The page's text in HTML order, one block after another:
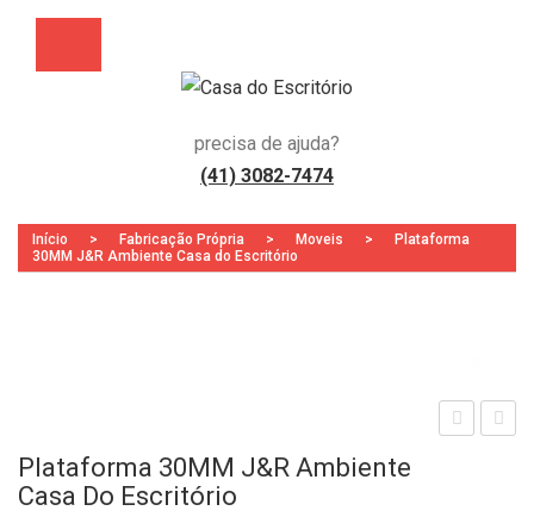
precisa de ajuda?
(41) 3082-7474
Início > Fabricação Própria > Moveis >
Plataforma
30MM J&R Ambiente Casa do Escritório
Plataforma 30MM J&R Ambiente
Casa Do Escritório